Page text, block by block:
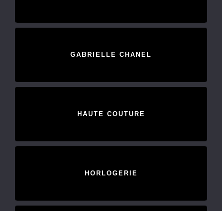
GABRIELLE CHANEL
HAUTE COUTURE
HORLOGERIE